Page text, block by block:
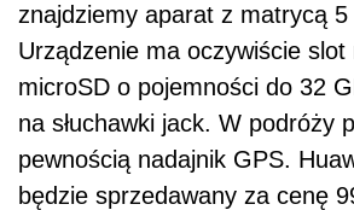
znajdziemy aparat z matrycą 5
Urządzenie ma oczywiście slot
microSD o pojemności do 32
na słuchawki jack. W podróży
pewnością nadajnik GPS.
będzie sprzedawany za cenę